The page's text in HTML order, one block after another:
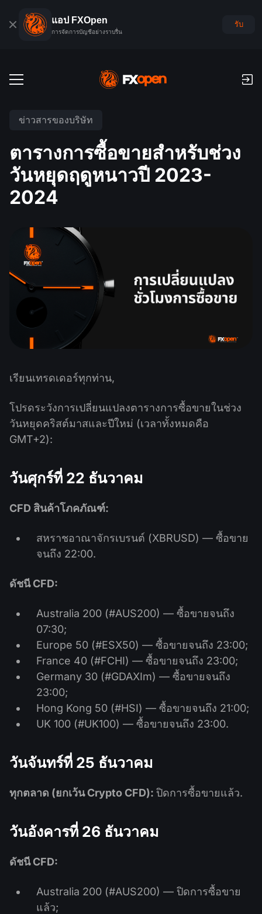
แอป FXOpen
การจัดการบัญชีอย่างราบรื่น
รับ
บัญชีฟอเร็กซ์เดโม
ค่าคอมมิชชั่นและสว๊อป
การชำระเงิน
การฝากเงินและถอนเงิน
PAMM
การจัดอันดับบัญชี PAMM
PAMM คืออะไร?
PAMM ECN
Masters และ Followers
เครื่องมือของเทรดเดอร์
โปรโมชั่น
การแข่งขันฟอเร็กซ์
ฟอเร็กซ์
ดัชนี
ยหุ้น
ETF
แพลตฟอร์มเทรด
TickTrader
การเปรียบเทียบ
FXOpen App
iOS FXOpen App
Android FXOpen App
VPS
FIX API
ข่าวสารและการวิเคราะห์
ปฏิทินเงินปันผล
ฟอรั่มฟอเร็กซ์
ศูนย์ช่วยเหลือ
การเทรด CFD คืออะไร?
การเทรด ECN คืออะไร?
โบรกเกอร์ฟอเร็กซ์คืออะไร?
ข่าวบริษัท
ทำไมเรา?
ข่าวสารของบริษัท
ตารางการซื้อขายสำหรับช่วง
วันหยุดฤดูหนาวปี 2023-
2024
เรียนเทรดเดอร์ทุกท่าน,
โปรดระวังการเปลี่ยนแปลงตารางการซื้อขายในช่วง
วันหยุดคริสต์มาสและปีใหม่ (เวลาทั้งหมดคือ
GMT+2):
วันศุกร์ที่ 22 ธันวาคม
CFD สินค้าโภคภัณฑ์:
สหราชอาณาจักรเบรนต์ (XBRUSD) — ซื้อขาย
จนถึง 22:00.
ดัชนี CFD:
Australia 200 (#AUS200) — ซื้อขายจนถึง
07:30;
Europe 50 (#ESX50) — ซื้อขายจนถึง 23:00;
France 40 (#FCHI) — ซื้อขายจนถึง 23:00;
Germany 30 (#GDAXIm) — ซื้อขายจนถึง
23:00;
Hong Kong 50 (#HSI) — ซื้อขายจนถึง 21:00;
UK 100 (#UK100) — ซื้อขายจนถึง 23:00.
วันจันทร์ที่ 25 ธันวาคม
ทุกตลาด (ยกเว้น Crypto CFD): ปิดการซื้อขายแล้ว.
วันอังคารที่ 26 ธันวาคม
ดัชนี CFD:
Australia 200 (#AUS200) — ปิดการซื้อขาย
แล้ว;